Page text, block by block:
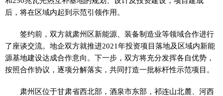
后，将在区域内起到示范引领作用。
签约前，双方就肃州区新能源、装备制造业等领域合作进行
了座谈交流。地企双方就推进2021年投资项目落地及区域内新能
源基地建设达成合作意向。下一步，双方将充分发挥各自优势，
按照合作协议，逐项分解落实 ，共同打造一批标杆性示范项目。
肃州区位于甘肃省西北部，酒泉市东部，祁连山北麓、河西